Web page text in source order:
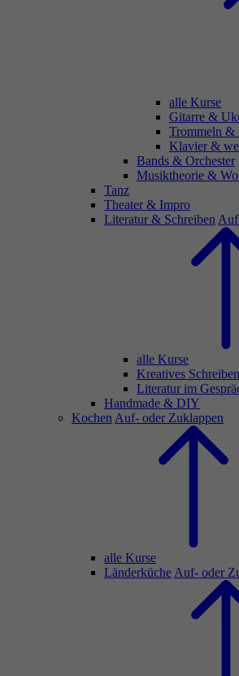
alle Kurse
Gitarre &
Trommeln &
Klavier &
Bands & Orchester
Musiktheorie &
Tanz
Theater & Impro
Literatur & Schreiben
alle Kurse
Kreatives Schreiben
Literatur im
Handmade & DIY
Kochen Auf- oder Zuklappen
alle Kurse
Länderküche Auf- oder